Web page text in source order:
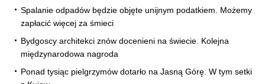
Spalanie odpadów będzie objęte unijnym podatkiem. Możemy
zapłacić więcej za śmieci
Bydgoscy architekci znów docenieni na świecie. Kolejna
międzynarodowa nagroda
Ponad tysiąc pielgrzymów dotarło na Jasną Górę. W tym setki